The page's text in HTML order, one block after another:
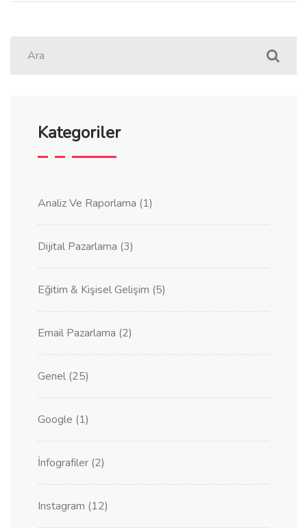
Kategoriler
Analiz Ve Raporlama (1)
Dijital Pazarlama (3)
Eğitim & Kişisel Gelişim (5)
Email Pazarlama (2)
Genel (25)
Google (1)
İnfografiler (2)
Instagram (12)